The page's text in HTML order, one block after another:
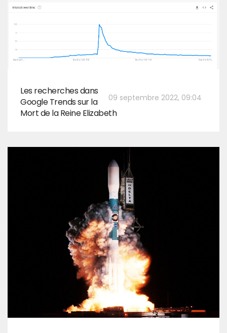
09 septembre 2022, 09:04
Les recherches dans
Google Trends sur la
Mort de la Reine Elizabeth